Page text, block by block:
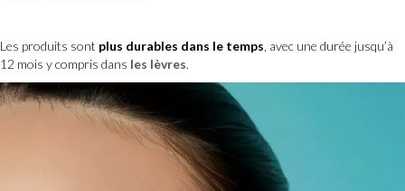
Les produits sont plus durables dans le temps, avec une durée jusqu’à
12 mois y compris dans les lèvres.